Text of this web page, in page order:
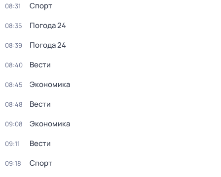
08:31 Спорт
08:35 Погода 24
08:39 Погода 24
08:40 Вести
08:45 Экономика
08:48 Вести
09:08 Экономика
09:11 Вести
09:18 Спорт